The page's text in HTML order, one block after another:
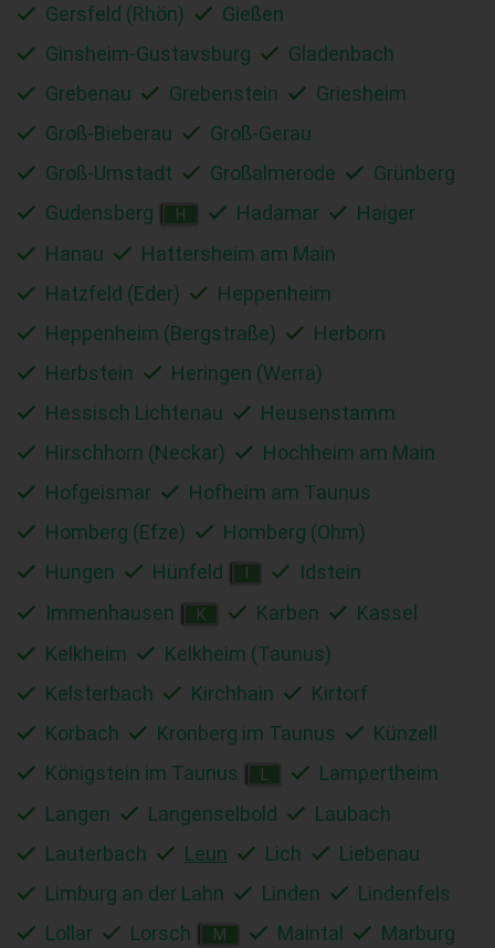
Gersfeld (Rhön)
Gießen
Ginsheim-Gustavsburg
Gladenbach
Grebenau
Grebenstein
Griesheim
Groß-Bieberau
Groß-Gerau
Groß-Umstadt
Großalmerode
Grünberg
Gudensberg
H Hadamar
Haiger
Hanau
Hattersheim am Main
Hatzfeld (Eder)
Heppenheim
Heppenheim (Bergstraße)
Herborn
Herbstein
Heringen (Werra)
Hessisch Lichtenau
Heusenstamm
Hirschhorn (Neckar)
Hochheim am Main
Hofgeismar
Hofheim am Taunus
Homberg (Efze)
Homberg (Ohm)
Hungen
Hünfeld
Idstein
Immenhausen
K Karben
Kassel
Kelkheim
Kelkheim (Taunus)
Kelsterbach
Kirchhain
Kirtorf
Korbach
Kronberg im Taunus
Künzell
Königstein im Taunus
Lampertheim
Langen
Langenselbold
Laubach
Lauterbach
Leun Lich
Liebenau
Limburg an der Lahn
Linden
Lindenfels
Lollar
Lorsch M Maintal Marburg